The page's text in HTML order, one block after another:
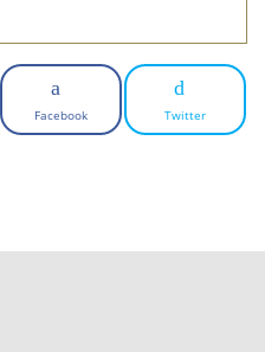
Facebook Twitter